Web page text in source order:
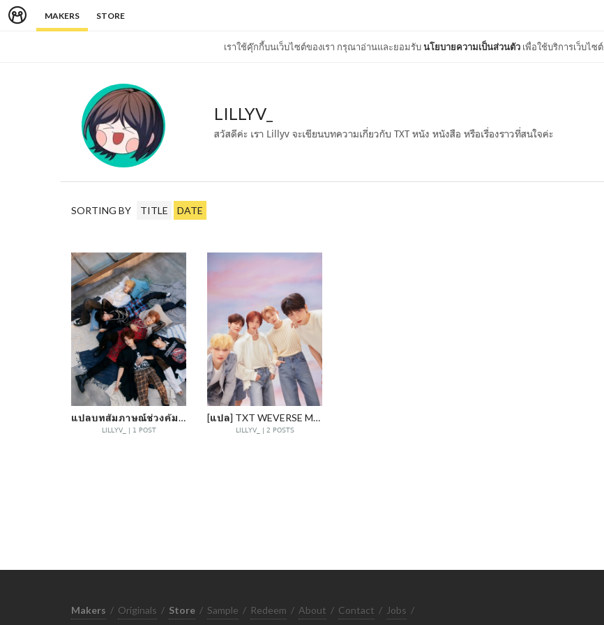
MAKERS STORE
เราใช้คุ๊กกี้บนเว็บไซต์ของเรา กรุณาอ่านและยอมรับนโยบายความเป็นส่วนตัว เพื่อใช้บริการเว็บไซต์
LILLYV_
สวัสดีค่ะ เรา Lillyv จะเขียนบทความเกี่ยวกับ TXT หนัง หนังสือ หรือเรื่องราวที่สนใจค่ะ
SORTING BY TITLE DATE
แปลบทสัมภาษณ์ช่วงคัมแบค THE NAME CHAPTER: FREEFALL
LILLYV_ | 1 POST
[แปล] TXT WEVERSE MAGAZINE
LILLYV_ | 2 POSTS
Makers / Originals / Store / Sample / Redeem / About / Contact / Jobs /